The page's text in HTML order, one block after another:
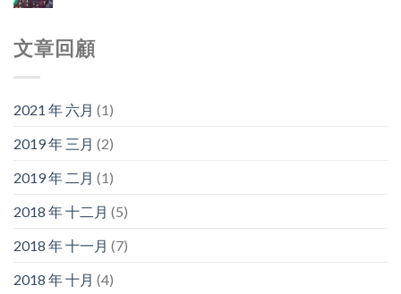
文章回顧
2021 年 六月 (1)
2019 年 三月 (2)
2019 年 二月 (1)
2018 年 十二月 (5)
2018 年 十一月 (7)
2018 年 十月 (4)